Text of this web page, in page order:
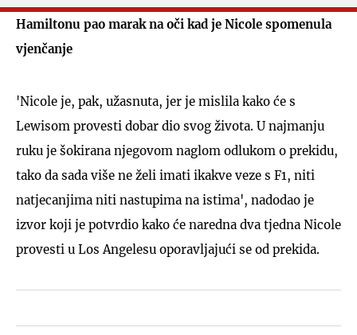
Hamiltonu pao marak na oči kad je Nicole spomenula
vjenčanje
'Nicole je, pak, užasnuta, jer je mislila kako će s
Lewisom provesti dobar dio svog života. U najmanju
ruku je šokirana njegovom naglom odlukom o prekidu,
tako da sada više ne želi imati ikakve veze s F1, niti
natjecanjima niti nastupima na istima', nadodao je
izvor koji je potvrdio kako će naredna dva tjedna Nicole
provesti u Los Angelesu oporavljajući se od prekida.